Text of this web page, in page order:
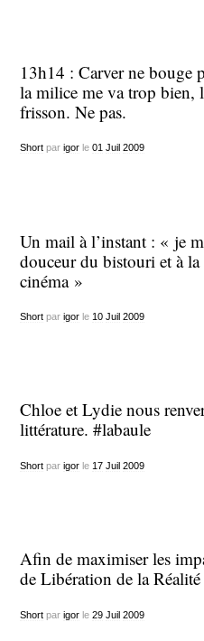
13h14 : Carver ne bouge
la milice me va trop bien,
frisson. Ne pas.
Shortpar igorle 01 Juil 2009
Un mail à l’instant : « je
douceur du bistouri et à la
cinéma »
Shortpar igorle 10 Juil 2009
Chloe et Lydie nous
littérature. #labaule
Shortpar igorle 17 Juil 2009
Afin de maximiser les
de Libération de la
Shortpar igorle 29 Juil 2009